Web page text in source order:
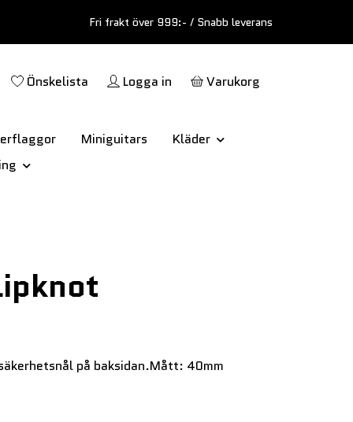
Fri frakt över 999:- / Snabb leverans
Önskelista Logga in Varukorg
Miniguitars
Kläder
på baksidan.Mått: 40mm